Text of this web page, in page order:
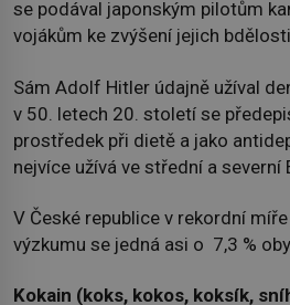
se podával japonským pilotům
vojákům ke zvýšení jejich
Sám Adolf Hitler údajně užíval
v 50. letech 20. století se
prostředek při dietě a jako
nejvíce užívá ve střední a severní
V České republice v rekordní
výzkumu se jedná asi o 7,3 %
Kokain (koks, kokos, koksík,